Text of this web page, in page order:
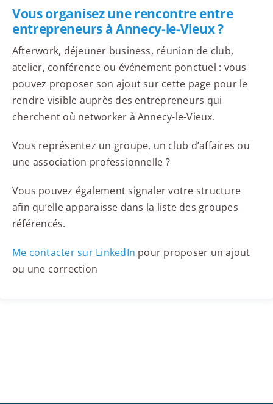
Vous organisez une rencontre entre
entrepreneurs à Annecy-le-Vieux ?
Afterwork, déjeuner business, réunion de club,
atelier, conférence ou événement ponctuel : vous
pouvez proposer son ajout sur cette page pour le
rendre visible auprès des entrepreneurs qui
cherchent où networker à Annecy-le-Vieux.
Vous représentez un groupe, un club d’affaires ou
une association professionnelle ?
Vous pouvez également signaler votre structure
afin qu’elle apparaisse dans la liste des groupes
référencés.
Me contacter sur LinkedIn pour proposer un ajout
ou une correction